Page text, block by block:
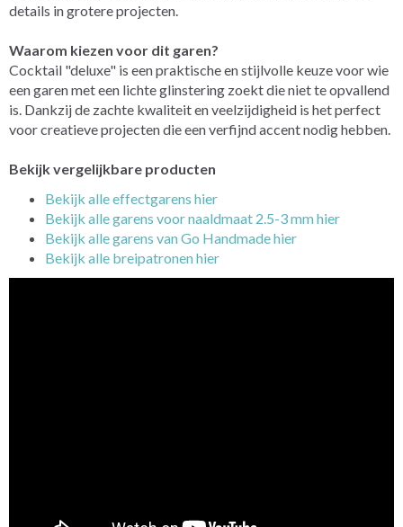
details in grotere projecten.
Waarom kiezen voor dit garen?
Cocktail "deluxe" is een praktische en stijlvolle keuze voor wie
een garen met een lichte glinstering zoekt die niet te opvallend
is. Dankzij de zachte kwaliteit en veelzijdigheid is het perfect
voor creatieve projecten die een verfijnd accent nodig hebben.
Bekijk vergelijkbare producten
Bekijk alle effectgarens hier
Bekijk alle garens voor naaldmaat 2.5-3 mm hier
Bekijk alle garens van Go Handmade hier
Bekijk alle breipatronen hier